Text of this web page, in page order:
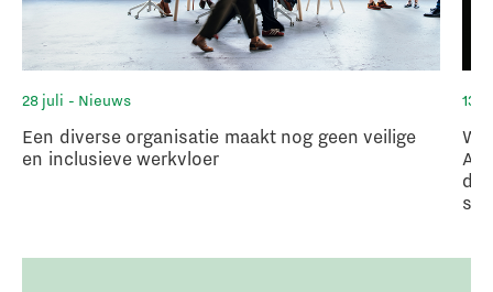
28 juli - Nieuws
Een diverse organisatie maakt nog geen veilige
en inclusieve werkvloer
13